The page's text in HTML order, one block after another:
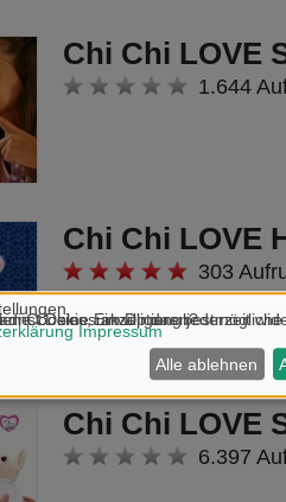
Chi Chi LOVE
1.644
Chi Chi LOVE
303
Chi Chi LOVE
6.397